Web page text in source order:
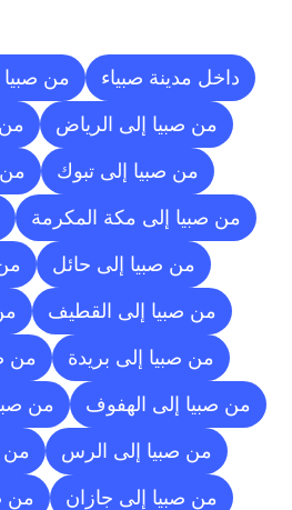
داخل مدينة صبياء من صبيا
من صبيا إلى الرياض من
من صبيا إلى تبوك من
من صبيا إلى مكة المكرمة
من صبيا إلى حائل
من صبيا إلى القطيف
من صبيا إلى بريدة من
من صبيا إلى الهفوف من
من صبيا إلى الرس من
من صبيا إلى جازان من